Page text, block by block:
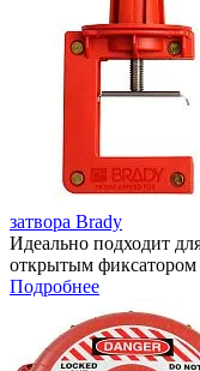
затвора Brady
Идеально подходит
открытым фиксатором
Подробнее